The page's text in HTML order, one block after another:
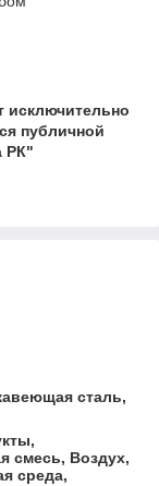
исключительно
публичной
РК"
сталь,
смесь, Воздух,
среда,